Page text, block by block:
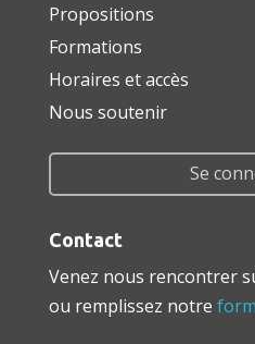
Propositions
Formations
Horaires et accès
Nous soutenir
Se
Contact
Venez nous rencontrer
ou remplissez notre